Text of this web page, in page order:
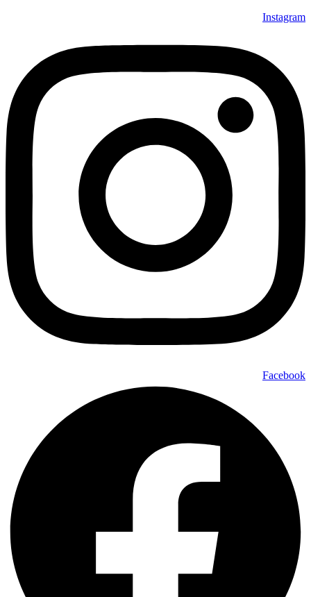
Instagram
Facebook